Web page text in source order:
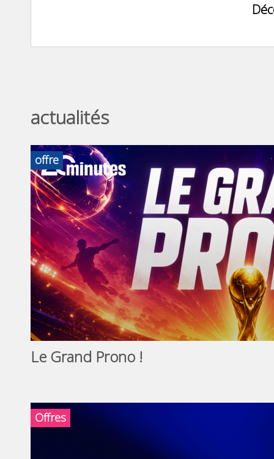
actualités
offre
Le Grand Prono !
Offres